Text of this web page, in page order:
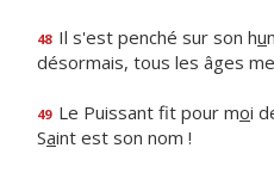
48 Il s'est penché sur son hu
désormais, tous les âges
49 Le Puissant fit pour moi
Saint est son nom !